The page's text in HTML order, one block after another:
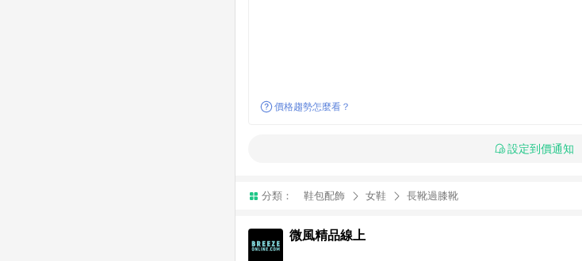
價格趨勢怎麼看？
設定到價通知
分類： 鞋包配飾 女鞋 長靴過膝靴
微風精品線上